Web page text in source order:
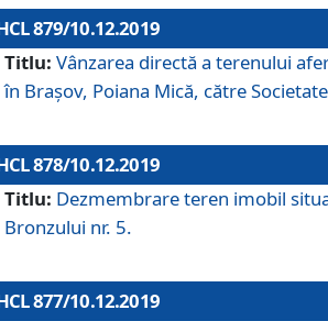
879/10.12.2019
Titlu: Vânzarea directă a terenului
în Brașov, Poiana Mică, către
878/10.12.2019
Titlu: Dezmembrare teren imobil
Bronzului nr. 5.
877/10.12.2019